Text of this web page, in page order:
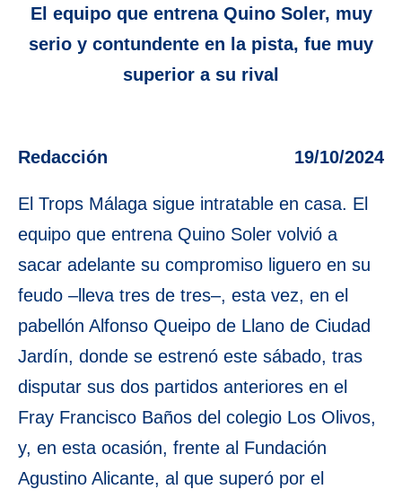
El equipo que entrena Quino Soler, muy
serio y contundente en la pista, fue muy
superior a su rival
Redacción 19/10/2024
El Trops Málaga sigue intratable en casa. El
equipo que entrena Quino Soler volvió a
sacar adelante su compromiso liguero en su
feudo –lleva tres de tres–, esta vez, en el
pabellón Alfonso Queipo de Llano de Ciudad
Jardín, donde se estrenó este sábado, tras
disputar sus dos partidos anteriores en el
Fray Francisco Baños del colegio Los Olivos,
y, en esta ocasión, frente al Fundación
Agustino Alicante, al que superó por el